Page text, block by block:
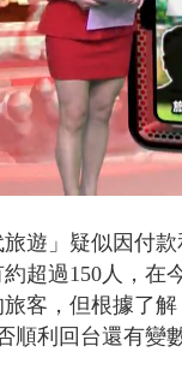
30.46%
遊」 疑似因付
超過150人，在
客，但根據了
順利回台還有變